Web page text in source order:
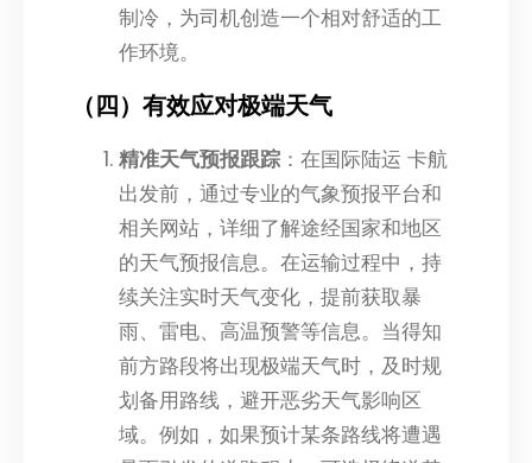
制冷，为司机创造一个相对舒适的工
作环境。
（四）有效应对极端天气
精准天气预报跟踪 ：在国际陆运 卡航
出发前，通过专业的气象预报平台和
相关网站，详细了解途经国家和地区
的天气预报信息。在运输过程中，持
续关注实时天气变化，提前获取暴
雨、雷电、高温预警等信息。当得知
前方路段将出现极端天气时，及时规
划备用路线，避开恶劣天气影响区
域。例如，如果预计某条路线将遭遇